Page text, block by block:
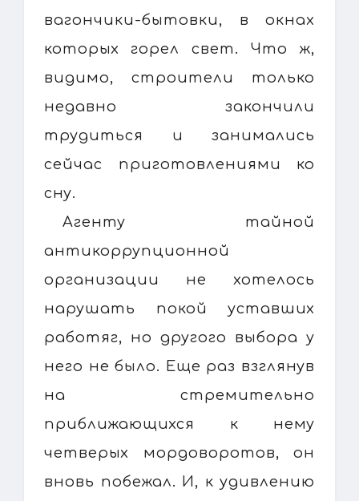
вагончики-бытовки, в окнах
которых горел свет. Что ж,
видимо, строители только
недавно закончили
трудиться и занимались
сейчас приготовлениями ко
сну.
Агенту тайной
антикоррупционной
организации не хотелось
нарушать покой уставших
работяг, но другого выбора у
него не было. Еще раз взглянув
на стремительно
приближающихся к нему
четверых мордоворотов, он
вновь побежал. И, к удивлению